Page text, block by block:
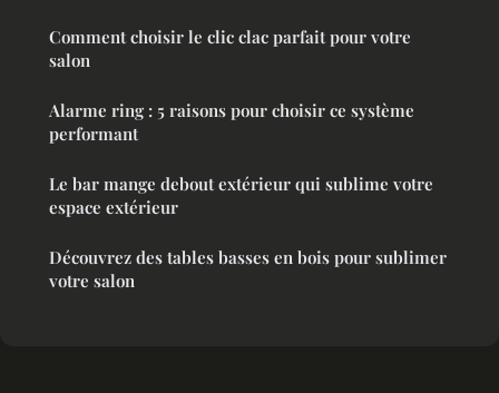
Comment choisir le clic clac parfait pour votre
salon
Alarme ring : 5 raisons pour choisir ce système
performant
Le bar mange debout extérieur qui sublime votre
espace extérieur
Découvrez des tables basses en bois pour sublimer
votre salon